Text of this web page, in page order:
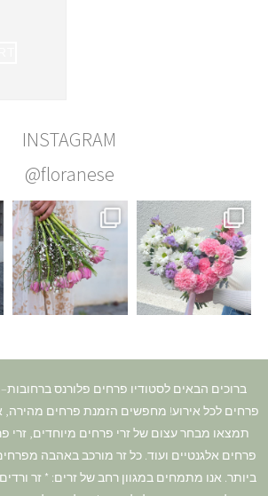
INSTAGRAM
@floranese
ברוכים הבאים לסטודיו פרחים פלורנס
פרחים לכל אירוע! מחפשים הזמנת פרחים מהירה,
תמצאו מבחר עצום של זרי פרחים מיוחדים, זרי
פרחים אלגנטיים ועוד. כל זר מורכב באהבה
ביותר. אנו מתמחים במגוון רחב של זרים: * זר